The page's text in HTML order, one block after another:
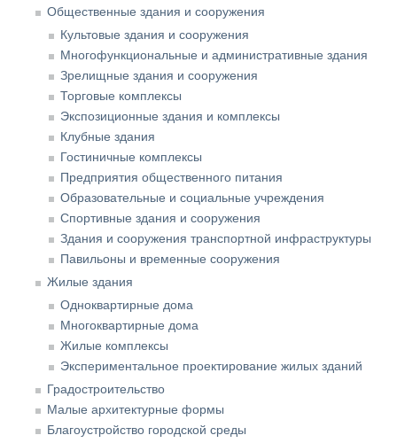
Общественные здания и сооружения
Культовые здания и сооружения
Многофункциональные и административные здания
Зрелищные здания и сооружения
Торговые комплексы
Экспозиционные здания и комплексы
Клубные здания
Гостиничные комплексы
Предприятия общественного питания
Образовательные и социальные учреждения
Спортивные здания и сооружения
Здания и сооружения транспортной инфраструктуры
Павильоны и временные сооружения
Жилые здания
Одноквартирные дома
Многоквартирные дома
Жилые комплексы
Экспериментальное проектирование жилых зданий
Градостроительство
Малые архитектурные формы
Благоустройство городской среды